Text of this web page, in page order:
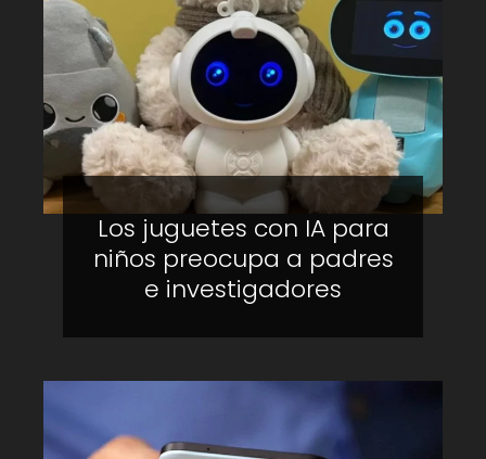
Los juguetes con IA para
niños preocupa a padres
e investigadores